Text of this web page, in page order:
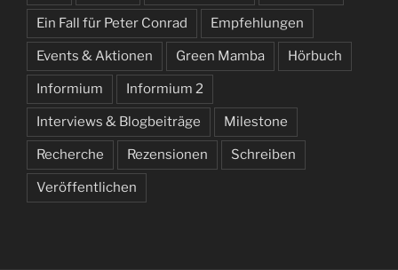
Ein Fall für Peter Conrad Empfehlungen
Events & Aktionen Green Mamba Hörbuch
Informium Informium 2
Interviews & Blogbeiträge Milestone
Recherche Rezensionen Schreiben
Veröffentlichen